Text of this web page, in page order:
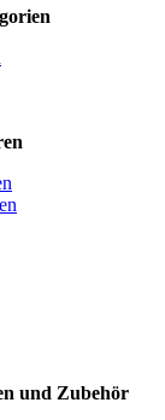
und Zubehör